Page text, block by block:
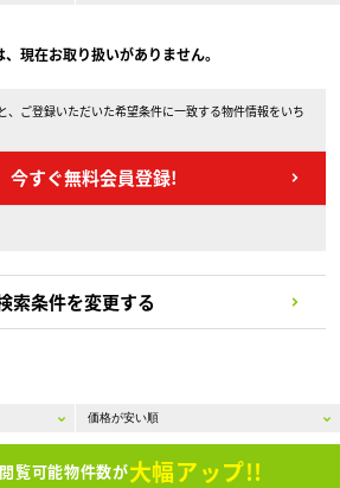
現在お取り扱いがありません。
、ご登録いただいた希望条件に一致する物件情報をいち
今すぐ無料会員登録!
索条件を変更する
閲覧可能物件数が大幅アップ!!